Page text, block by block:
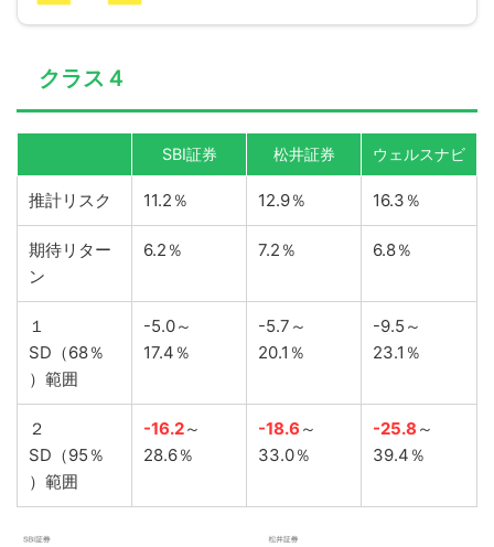
クラス４
SBI証券 松井証券 ウェルスナビ
推計リスク 11.2％ 12.9％ 16.3％
期待リター
ン
6.2％ 7.2％ 6.8％
１
SD（68％
）範囲
-5.0～
17.4％
-5.7～
20.1％
-9.5～
23.1％
２
SD（95％
）範囲
-16.2～
28.6％
-18.6 ～
33.0％
-25.8 ～
39.4％